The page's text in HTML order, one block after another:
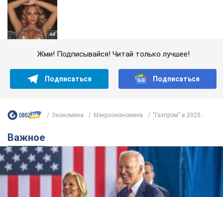
Жми! Подписывайся! Читай только лучшее!
Подписаться Подписаться
Экономика Mакроэкономика "Газпром" в 2025...
Важное